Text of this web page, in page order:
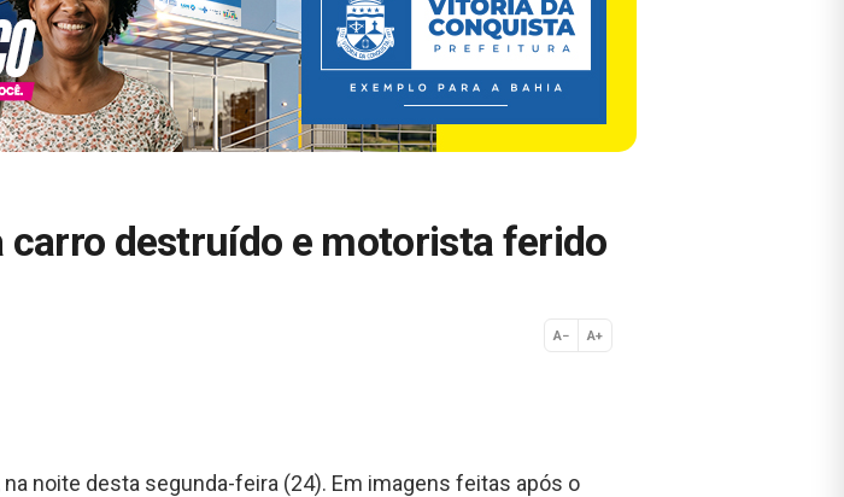
carro destruído e motorista ferido
A− A+
Normal
noite desta segunda-feira (24). Em imagens feitas após o